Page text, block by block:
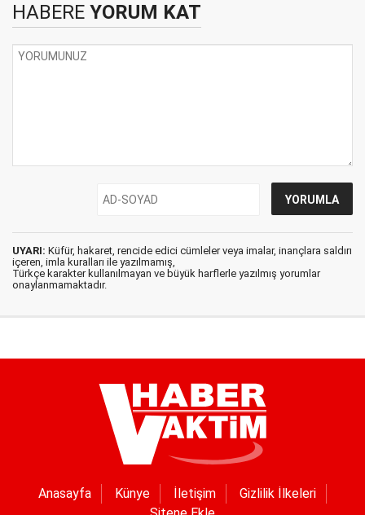
HABERE YORUM KAT
UYARI: Küfür, hakaret, rencide edici cümleler veya imalar, inançlara saldırı
içeren, imla kuralları ile yazılmamış,
Türkçe karakter kullanılmayan ve büyük harflerle yazılmış yorumlar
onaylanmamaktadır.
Anasayfa Künye İletişim
Gizlilik İlkeleri